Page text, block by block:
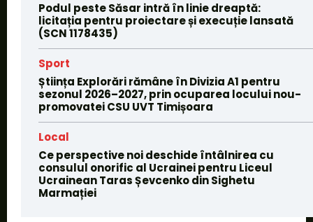
Podul peste Săsar intră în linie dreaptă:
licitația pentru proiectare și execuție lansată
(SCN 1178435)
Sport
Știința Explorări rămâne în Divizia A1 pentru
sezonul 2026–2027, prin ocuparea locului nou-
promovatei CSU UVT Timișoara
Local
Ce perspective noi deschide întâlnirea cu
consulul onorific al Ucrainei pentru Liceul
Ucrainean Taras Șevcenko din Sighetu
Marmației